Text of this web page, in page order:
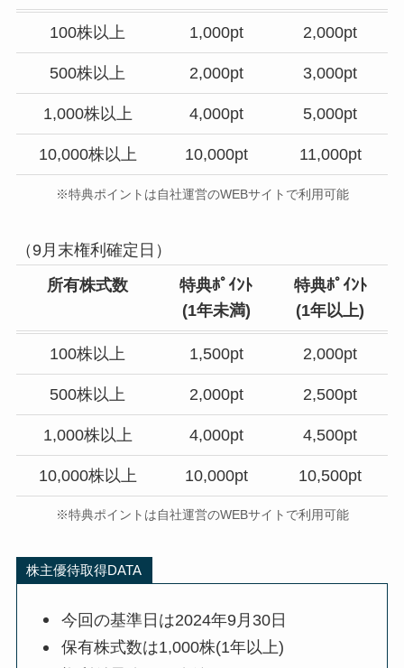
100株以上 1,000pt 2,000pt
500株以上 2,000pt 3,000pt
1,000株以上 4,000pt 5,000pt
10,000株以上 10,000pt 11,000pt
※特典ポイントは自社運営のWEBサイトで利用可能
（9月末権利確定日）
所有株式数
特典ﾎﾟｲﾝﾄ
(1年未満)
特典ﾎﾟｲﾝﾄ
(1年以上)
100株以上 1,500pt 2,000pt
500株以上 2,000pt 2,500pt
1,000株以上 4,000pt 4,500pt
10,000株以上 10,000pt 10,500pt
※特典ポイントは自社運営のWEBサイトで利用可能
株主優待取得DATA
今回の基準日は2024年9月30日
保有株式数は1,000株(1年以上)